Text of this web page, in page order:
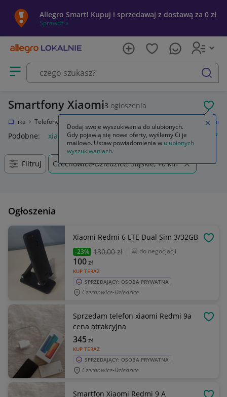
Allegro Smart! Kupuj i sprzedawaj z dostawą za 0 zł
Sprawdź »
Otwórz menu z kategoriami
szukaj
Smartfony Xiaomi3 ogłoszenia
Telefony i Akcesoria Xiaomi
Podobne: xiaomi xiaomi 17 xiaomi mi tv stick xiaomi 17
Filtruj Czechowice-Dziedzice, Śląskie, +0 km
Ogłoszenia
Xiaomi Redmi 6 LTE Dual Sim 3/32GB
-23% 130,00 zł do negocjacji
KUP TERAZ
100zł
SPRZEDAJĄCY: OSOBA PRYWATNA
Czechowice-Dziedzice
Sprzedam telefon xiaomi Redmi 9a
cena atrakcyjna
KUP TERAZ
345zł
SPRZEDAJĄCY: OSOBA PRYWATNA
Czechowice-Dziedzice
Smartfon Xiaomi Redmi 9 A
Dodaj swoje wyszukiwania do ulubionych.
Gdy pojawią się nowe oferty, wyślemy Ci je
mailowo. Ustaw powiadomienia w ulubionych
wyszukiwaniach.